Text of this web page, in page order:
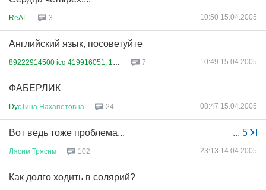
RеAL 3 10:50 15.04.2005
Английский язык, посоветуйте
7 10:49 15.04.2005
ФАБЕРЛИК
DyсТина Нахапетовна 24 08:47 15.04.2005
... 5
Вот ведь тоже проблема...
Лясим Трясим 102 23:13 14.04.2005
Как долго ходить в солярий?